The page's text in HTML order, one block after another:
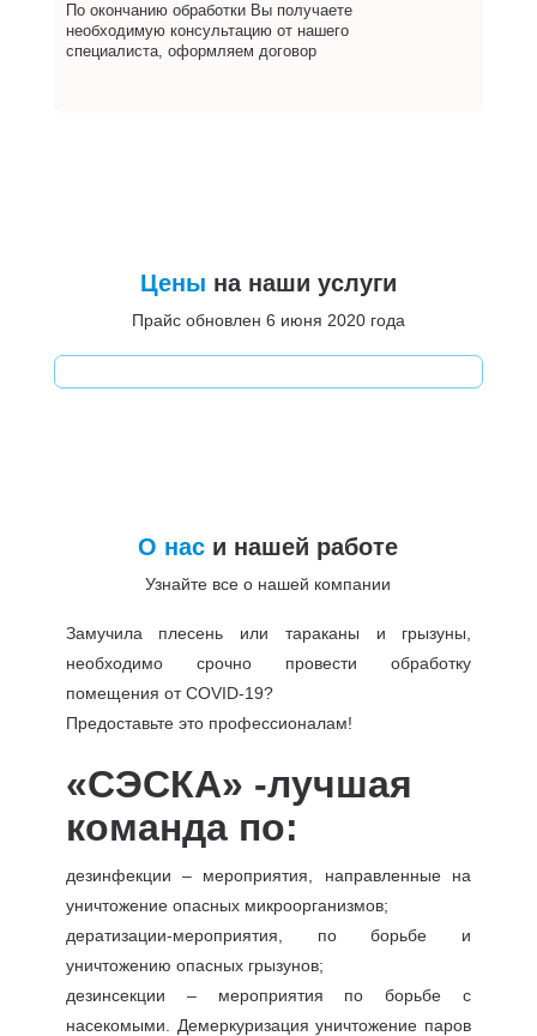
По окончанию обработки Вы получаете
необходимую консультацию от нашего
специалиста, оформляем договор
Цены на наши услуги
Прайс обновлен 6 июня 2020 года
О нас и нашей работе
Узнайте все о нашей компании
Замучила плесень или тараканы и грызуны,
необходимо срочно провести обработку
помещения от COVID-19?
Предоставьте это профессионалам!
«СЭСКА» -лучшая
команда по:
дезинфекции – мероприятия, направленные на
уничтожение опасных микроорганизмов;
дератизации-мероприятия, по борьбе и
уничтожению опасных грызунов;
дезинсекции – мероприятия по борьбе с
насекомыми. Демеркуризация уничтожение паров